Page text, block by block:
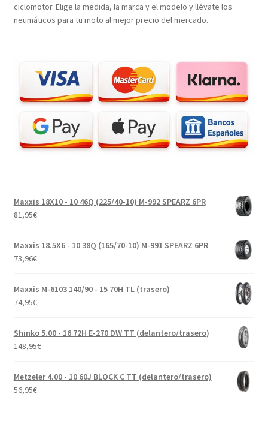
ciclomotor. Elige la medida, la marca y el modelo y llévate los
neumáticos para tu moto al mejor precio del mercado.
Maxxis 18X10 - 10 46Q (225/40-10) M-992 SPEARZ 6PR
81,95€
Maxxis 18.5X6 - 10 38Q (165/70-10) M-991 SPEARZ 6PR
73,96€
Maxxis M-6103 140/90 - 15 70H TL (trasero)
74,95€
Shinko 5.00 - 16 72H E-270 DW TT (delantero/trasero)
148,95€
Metzeler 4.00 - 10 60J BLOCK C TT (delantero/trasero)
56,95€